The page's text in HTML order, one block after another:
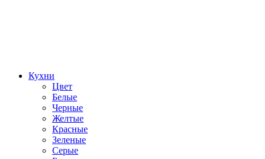
Кухни
Цвет
Белые
Черные
Желтые
Красные
Зеленые
Серые